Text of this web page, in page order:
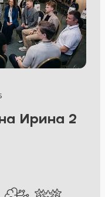
Ирина 2